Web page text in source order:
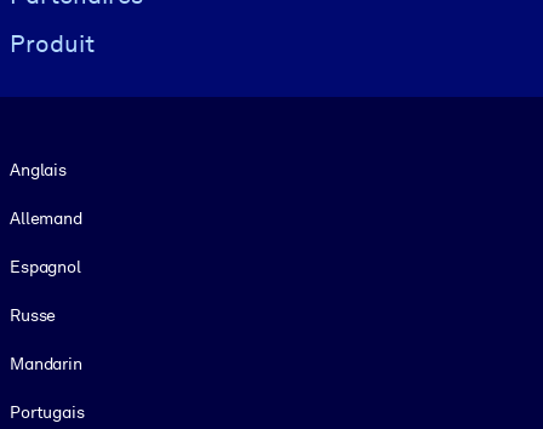
Produit
Anglais
Allemand
Espagnol
Russe
Mandarin
Portugais